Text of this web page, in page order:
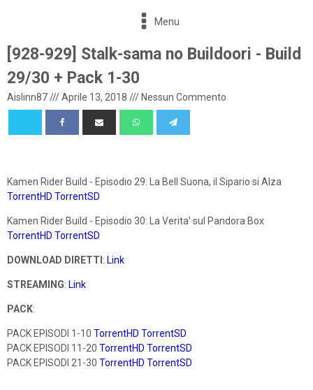
Menu
[928-929] Stalk-sama no Buildoori - Build
29/30 + Pack 1-30
Aislinn87///Aprile 13, 2018 /// Nessun Commento
Kamen Rider Build - Episodio 29: La Bell Suona, il Sipario si Alza
TorrentHD TorrentSD
Kamen Rider Build - Episodio 30: La Verita' sul Pandora Box
TorrentHD TorrentSD
DOWNLOAD DIRETTI : Link
STREAMING: Link
PACK:
PACK EPISODI 1-10 TorrentHD TorrentSD
PACK EPISODI 11-20 TorrentHD TorrentSD
PACK EPISODI 21-30 TorrentHD TorrentSD